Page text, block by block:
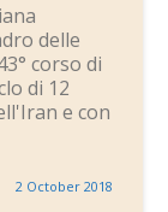
delle
corso di
di 12
e con
2 October 2018